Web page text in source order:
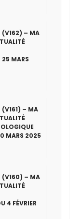
(V162) – MA
MARS
(V161) – MA
MARS 2025
(V160) – MA
4 FÉVRIER